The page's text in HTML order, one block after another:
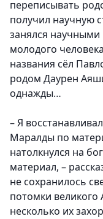
переписывать
получил научную
занялся научными
молодого
названия сёл
родом Даурен
однажды…
– Я
Маралды по
натолкнулся на
материал, –
не сохранилось
потомки великого
несколько их